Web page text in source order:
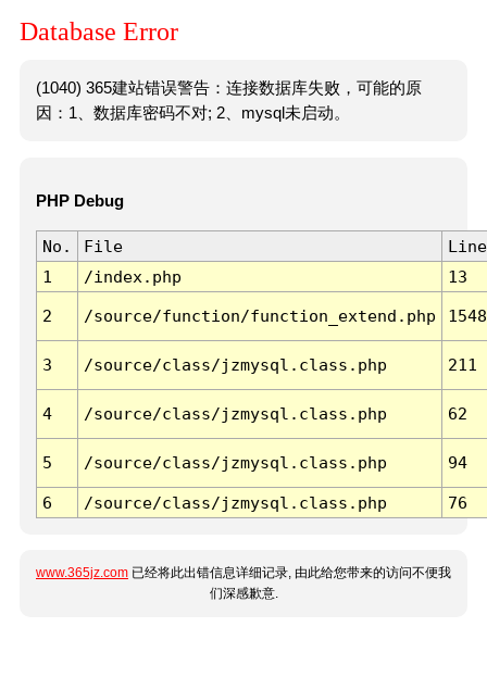
Database Error
(1040) 365建站错误警告：连接数据库失败，可能的原
因：1、数据库密码不对; 2、mysql未启动。
PHP Debug
No. File
Line
1
/index.php 13
2 /source/function/function_extend.php 1548
3 /source/class/jzmysql.class.php 211
4 /source/class/jzmysql.class.php 62
5 /source/class/jzmysql.class.php 94
6 /source/class/jzmysql.class.php 76
www.365jz.com 已经将此出错信息详细记录, 由此给您带来的访问不便我
们深感歉意.